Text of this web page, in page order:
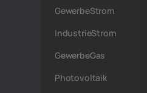
GewerbeStrom
IndustrieStrom
GewerbeGas
Photovoltaik